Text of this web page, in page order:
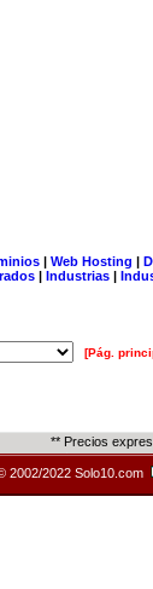
| Web Hosting |
| Industrias |
[Pág.
** Precios
2002/2022 Solo10.com